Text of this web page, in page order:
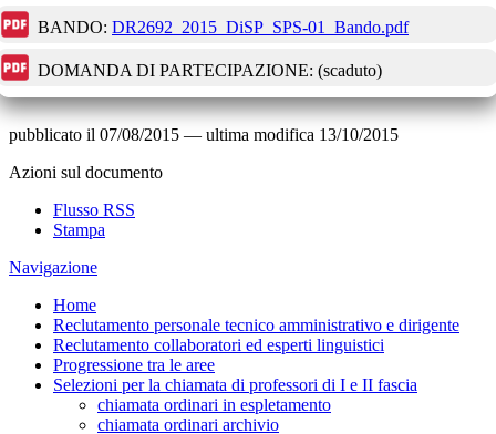
BANDO: DR2692_2015_DiSP_SPS-01_Bando.pdf
DOMANDA DI PARTECIPAZIONE: (scaduto)
pubblicato il 07/08/2015 — ultima modifica 13/10/2015
Azioni sul documento
Flusso RSS
Stampa
Navigazione
Home
Reclutamento personale tecnico amministrativo e dirigente
Reclutamento collaboratori ed esperti linguistici
Progressione tra le aree
Selezioni per la chiamata di professori di I e II fascia
chiamata ordinari in espletamento
chiamata ordinari archivio